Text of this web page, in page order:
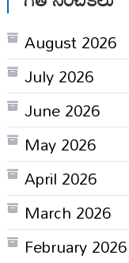
August 2026
July 2026
June 2026
May 2026
April 2026
March 2026
February 2026